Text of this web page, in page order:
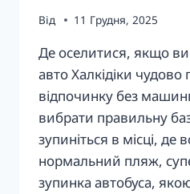
Від 11 Грудня, 2025
Де оселитися, якщо
авто Халкідіки чудово
відпочинку без
вибрати правильну
зупиніться в місці, де
нормальний пляж,
зупинка автобуса,